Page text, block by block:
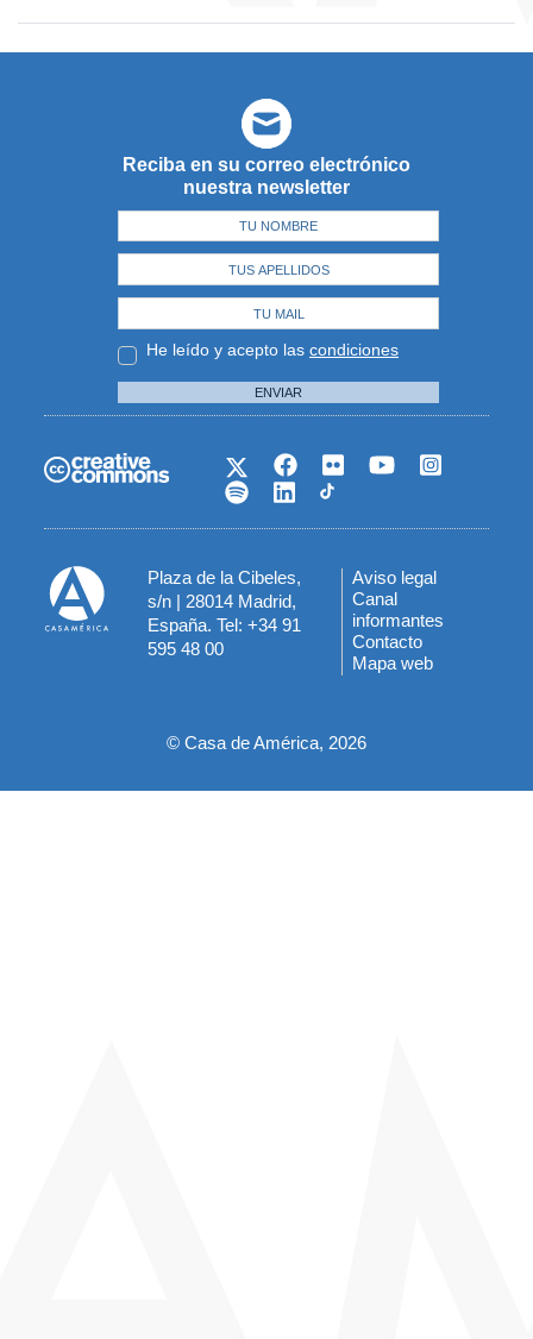
Reciba en su correo electrónico
nuestra newsletter
He leído y acepto las condiciones
ENVIAR
Plaza de la Cibeles,
s/n | 28014 Madrid,
España. Tel: +34 91
595 48 00
Menú
del
pie
Aviso legal
Canal
informantes
Contacto
Mapa web
© Casa de América, 2026